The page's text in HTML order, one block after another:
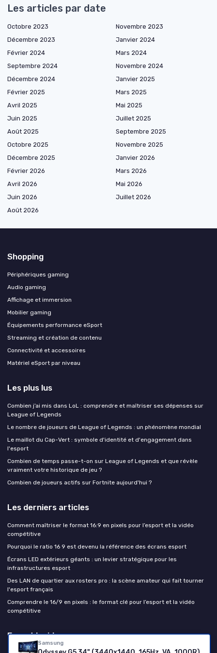
Samsung
Les articles par date
Octobre 2023
Novembre 2023
Décembre 2023
Janvier 2024
Février 2024
Mars 2024
Septembre 2024
Novembre 2024
Décembre 2024
Janvier 2025
Février 2025
Mars 2025
Avril 2025
Mai 2025
Juin 2025
Juillet 2025
Août 2025
Septembre 2025
Octobre 2025
Novembre 2025
Décembre 2025
Janvier 2026
Février 2026
Mars 2026
Avril 2026
Mai 2026
Juin 2026
Juillet 2026
Août 2026
Shopping
Périphériques gaming
Audio gaming
Affichage et immersion
Mobilier gaming
Équipements performance eSport
Streaming et création de contenu
Connectivité et accessoires
Matériel eSport par niveau
Les plus lus
Combien j’ai mis dans LoL : comprendre et maîtriser ses dépenses sur
League of Legends
Le nombre de joueurs de League of Legends : un phénomène mondial
Le maillot du Cap-Vert : symbole d'identité et d'engagement dans
l'esport
Combien de temps passe-t-on sur League of Legends et que révèle
vraiment votre historique de jeu ?
Combien de joueurs actifs sur Fortnite aujourd'hui ?
Les derniers articles
Comment maîtriser le format 16:9 en pixels pour l’esport et la vidéo
compétitive
Pourquoi le ratio 16 9 est devenu la référence des écrans esport
Écrans LED extérieurs géants : un levier stratégique pour les
infrastructures esport
Des LAN de quartier aux rosters pro : la scène amateur qui fait tourner
l'esport français
Comprendre le 16/9 en pixels : le format clé pour l’esport et la vidéo
compétitive
Esport Insiders